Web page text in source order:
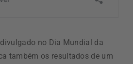
no Dia Mundial da
também os resultados de um